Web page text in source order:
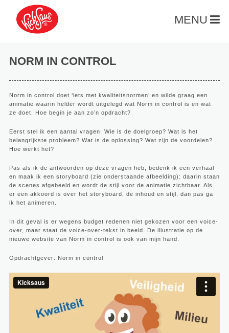
MENU
NORM IN CONTROL
Norm in control doet ‘iets met kwaliteitsnormen’ en wilde graag een
animatie waarin helder wordt uitgelegd wat Norm in control is en wat
ze doet. Hoe begin je aan zo’n opdracht?
Eerst stel ik een aantal vragen: Wie is de doelgroep? Wat is het
belangrijkste probleem? Wat is de oplossing? Wat zijn de voordelen?
Hoe werkt het?
Pas als ik de antwoorden op deze vragen heb, bedenk ik een verhaal
en maak ik een storyboard (zie onderstaande afbeelding): daarin staan
de scenes afgebeeld en wordt de stijl voor de animatie zichtbaar. Als
er een akkoord is over het storyboard, de inhoud en stijl, dan pas ga
ik het animeren.
In dit geval is er wegens budget redenen niet gekozen voor een voice-
over, maar staat de voice-over-tekst in beeld. De illustratie op de
nieuwe website van Norm in control is ook van mijn hand.
Opdrachtgever: Norm in control